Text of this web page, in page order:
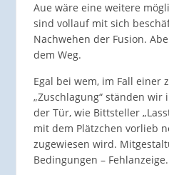
Aue wäre eine weitere
sind vollauf mit sich
Nachwehen der Fusion.
dem Weg.
Egal bei wem, im Fall einer
„Zuschlagung“ ständen wir
der Tür, wie Bittsteller
mit dem Plätzchen vorlieb
zugewiesen wird.
Bedingungen –